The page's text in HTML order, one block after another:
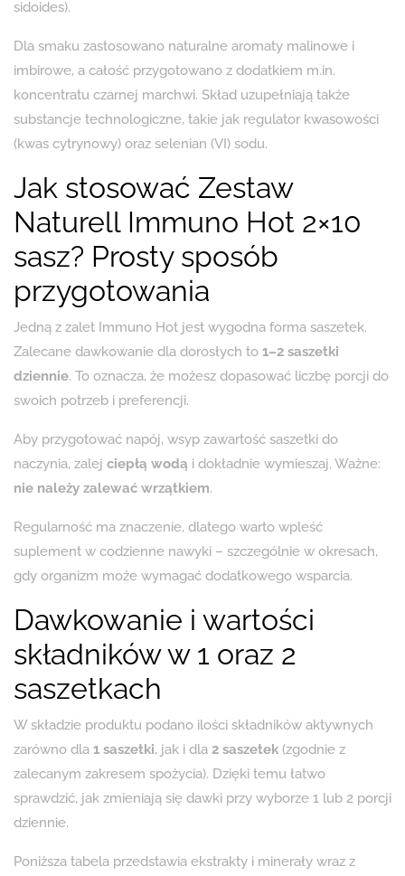
sidoides).
Dla smaku zastosowano naturalne aromaty malinowe i
imbirowe, a całość przygotowano z dodatkiem m.in.
koncentratu czarnej marchwi. Skład uzupełniają także
substancje technologiczne, takie jak regulator kwasowości
(kwas cytrynowy) oraz selenian (VI) sodu.
Jak stosować Zestaw
Naturell Immuno Hot 2×10
sasz? Prosty sposób
przygotowania
Jedną z zalet Immuno Hot jest wygodna forma saszetek.
Zalecane dawkowanie dla dorosłych to 1–2 saszetki
dziennie. To oznacza, że możesz dopasować liczbę porcji do
swoich potrzeb i preferencji.
Aby przygotować napój, wsyp zawartość saszetki do
naczynia, zalej ciepłą wodą i dokładnie wymieszaj. Ważne:
nie należy zalewać wrzątkiem.
Regularność ma znaczenie, dlatego warto wpleść
suplement w codzienne nawyki – szczególnie w okresach,
gdy organizm może wymagać dodatkowego wsparcia.
Dawkowanie i wartości
składników w 1 oraz 2
saszetkach
W składzie produktu podano ilości składników aktywnych
zarówno dla 1 saszetki, jak i dla 2 saszetek (zgodnie z
zalecanym zakresem spożycia). Dzięki temu łatwo
sprawdzić, jak zmieniają się dawki przy wyborze 1 lub 2 porcji
dziennie.
Poniższa tabela przedstawia ekstrakty i minerały wraz z